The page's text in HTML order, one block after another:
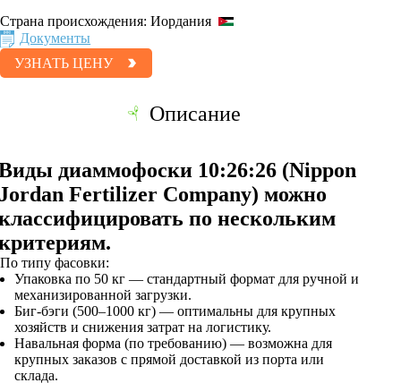
Страна происхождения: Иордания
Документы
УЗНАТЬ ЦЕНУ
Описание
диаммофоски 10:26:26 (Nippon
Fertilizer Company) можно
по нескольким
По типу фасовки:
Упаковка по 50 кг — стандартный формат для ручной и
механизированной загрузки.
Биг-бэги (500–1000 кг) — оптимальны для крупных
хозяйств и снижения затрат на логистику.
Навальная форма (по требованию) — возможна для
крупных заказов с прямой доставкой из порта или
склада.